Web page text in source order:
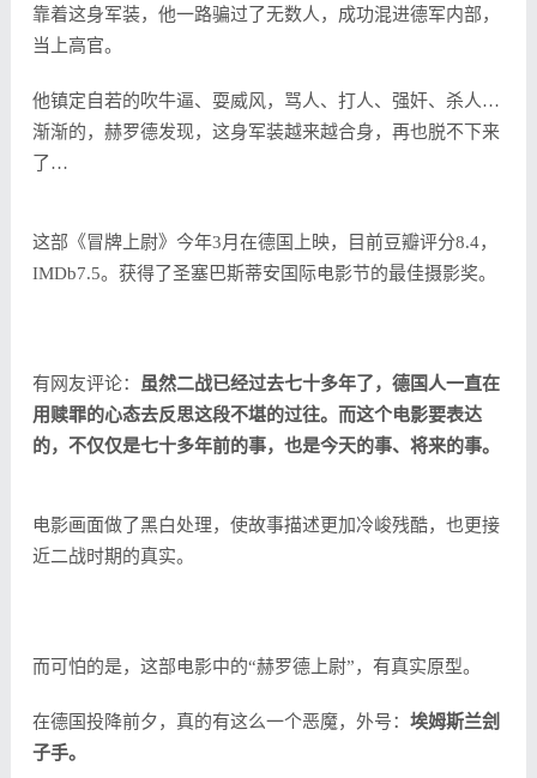
靠着这身军装，他一路骗过了无数人，成功混进德军内部，
当上高官。
他镇定自若的吹牛逼、耍威风，骂人、打人、强奸、杀人…
渐渐的，赫罗德发现，这身军装越来越合身，再也脱不下来
了…
这部《冒牌上尉》今年3月在德国上映，目前豆瓣评分8.4，
IMDb7.5。获得了圣塞巴斯蒂安国际电影节的最佳摄影奖。
有网友评论：
虽然二战已经过去七十多年了，德国人一直在
用赎罪的心态去反思这段不堪的过往。而这个电影要表达
的，不仅仅是七十多年前的事，也是今天的事、将来的事。
电影画面做了黑白处理，使故事描述更加冷峻残酷，也更接
近二战时期的真实。
而可怕的是，这部电影中的“赫罗德上尉”，有真实原型。
在德国投降前夕，真的有这么一个恶魔，外号： 埃姆斯兰刽
子手。